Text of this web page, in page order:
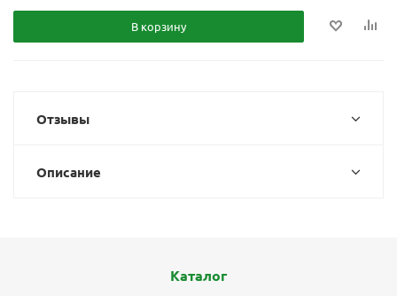
В корзину
Отзывы
Описание
Каталог